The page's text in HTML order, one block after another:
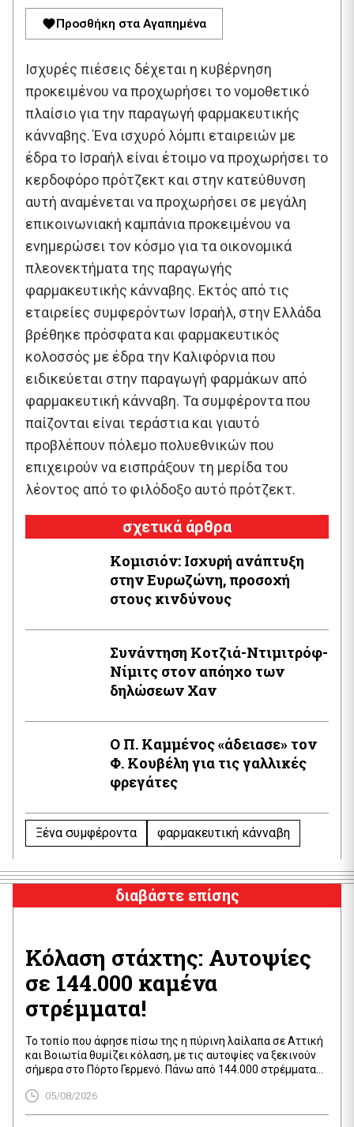
Προσθήκη στα Αγαπημένα
Ισχυρές πιέσεις δέχεται η κυβέρνηση
προκειμένου να προχωρήσει το νομοθετικό
πλαίσιο για την παραγωγή φαρμακευτικής
κάνναβης. Ένα ισχυρό λόμπι εταιρειών με
έδρα το Ισραήλ είναι έτοιμο να προχωρήσει το
κερδοφόρο πρότζεκτ και στην κατεύθυνση
αυτή αναμένεται να προχωρήσει σε μεγάλη
επικοινωνιακή καμπάνια προκειμένου να
ενημερώσει τον κόσμο για τα οικονομικά
πλεονεκτήματα της παραγωγής
φαρμακευτικής κάνναβης. Εκτός από τις
εταιρείες συμφερόντων Ισραήλ, στην Ελλάδα
βρέθηκε πρόσφατα και φαρμακευτικός
κολοσσός με έδρα την Καλιφόρνια που
ειδικεύεται στην παραγωγή φαρμάκων από
φαρμακευτική κάνναβη. Τα συμφέροντα που
παίζονται είναι τεράστια και γιαυτό
προβλέπουν πόλεμο πολυεθνικών που
επιχειρούν να εισπράξουν τη μερίδα του
λέοντος από το φιλόδοξο αυτό πρότζεκτ.
σχετικά άρθρα
Κομισιόν: Ισχυρή ανάπτυξη
στην Ευρωζώνη, προσοχή
στους κινδύνους
Συνάντηση Κοτζιά-Ντιμιτρόφ-
Νίμιτς στον απόηχο των
δηλώσεων Χαν
Ο Π. Καμμένος «άδειασε» τον
Φ. Κουβέλη για τις γαλλικές
φρεγάτες
Ξένα συμφέροντα φαρμακευτική κάνναβη
διαβάστε επίσης
Κόλαση στάχτης: Αυτοψίες
σε 144.000 καμένα
στρέμματα!
Το τοπίο που άφησε πίσω της η πύρινη λαίλαπα σε Αττική
και Βοιωτία θυμίζει κόλαση, με τις αυτοψίες να ξεκινούν
σήμερα στο Πόρτο Γερμενό. Πάνω από 144.000 στρέμματα
αφήνοντας τους κατοίκους σε απόγνωση και οργή.
Κλιμάκια μηχανικών, μαζί με τον Υπουργό Κλιματικής
05/08/2026